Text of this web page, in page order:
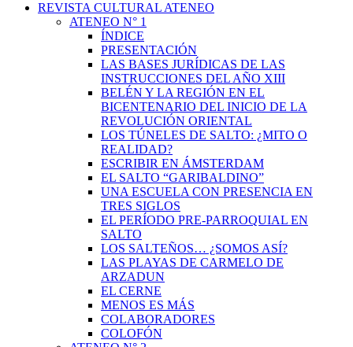
REVISTA CULTURAL ATENEO
ATENEO N° 1
ÍNDICE
PRESENTACIÓN
LAS BASES JURÍDICAS DE LAS
INSTRUCCIONES DEL AÑO XIII
BELÉN Y LA REGIÓN EN EL
BICENTENARIO DEL INICIO DE LA
REVOLUCIÓN ORIENTAL
LOS TÚNELES DE SALTO: ¿MITO O
REALIDAD?
ESCRIBIR EN ÁMSTERDAM
EL SALTO “GARIBALDINO”
UNA ESCUELA CON PRESENCIA EN
TRES SIGLOS
EL PERÍODO PRE-PARROQUIAL EN
SALTO
LOS SALTEÑOS… ¿SOMOS ASÍ?
LAS PLAYAS DE CARMELO DE
ARZADUN
EL CERNE
MENOS ES MÁS
COLABORADORES
COLOFÓN